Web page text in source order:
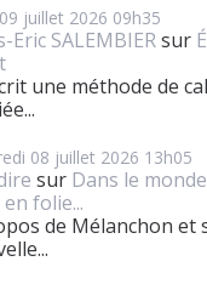
juillet 2026 09h35
Eric SALEMBIERsur
une méthode de
08 juillet 2026 13h05
sur Dans le
folie...
de Mélanchon et